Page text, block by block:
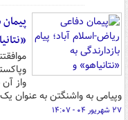
پیمان
واز آن
وپیامی به واشنگتن به عنوان
۲۷ شهریور ۰۴ - ۱۴:۰۷